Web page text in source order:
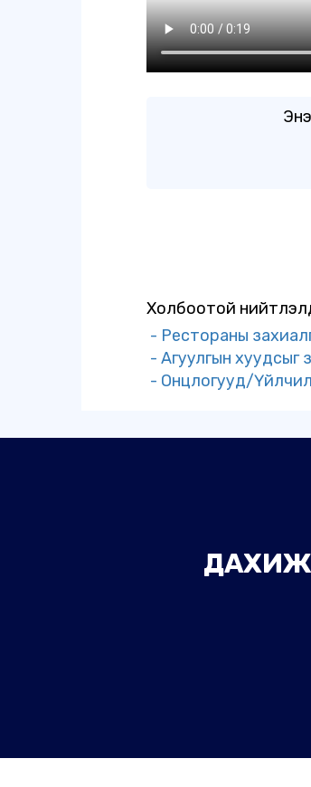
Холбоотой
- Рестораны
- Агуулгын хуудсыг
- Онцлогууд/
ДАХИЖ